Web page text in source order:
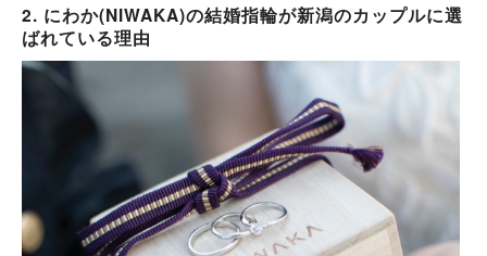
2. にわか(NIWAKA)の結婚指輪が新潟のカップルに選
ばれている理由